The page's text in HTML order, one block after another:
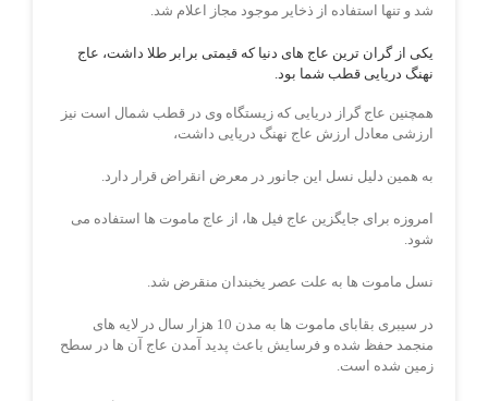
شد و تنها استفاده از ذخایر موجود مجاز اعلام شد.
یکی از گران ترین عاج های دنیا که قیمتی برابر طلا داشت، عاج
نهنگ دریایی قطب شما بود.
همچنین عاج گراز دریایی که زیستگاه وی در قطب شمال است نیز
ارزشی معادل ارزش عاج نهنگ دریایی داشت،
به همین دلیل نسل این جانور در معرض انقراض قرار دارد.
امروزه برای جایگزین عاج فیل ها، از عاج ماموت ها استفاده می
شود.
نسل ماموت ها به علت عصر یخبندان منقرض شد.
در سیبری بقابای ماموت ها به مدن 10 هزار سال در لایه های
منجمد حفظ شده و فرسایش باعث پدید آمدن عاج آن ها در سطح
زمین شده است.